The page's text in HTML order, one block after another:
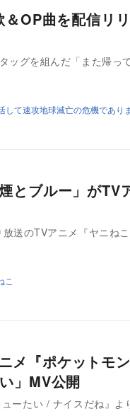
OP曲を配信リ
ッグを組んだ「また帰っ
て速攻地球滅亡の危機であり
とブルー」がTV
送のTVアニメ『ヤニね
こ
メ『ポケットモ
」MV公開
ーたい / ナイスだね』よ